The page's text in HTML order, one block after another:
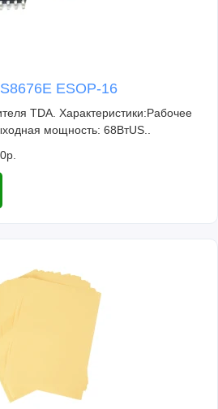
ESOP-16
TDA. Характеристики:Рабочее
мощность: 68ВтUS..